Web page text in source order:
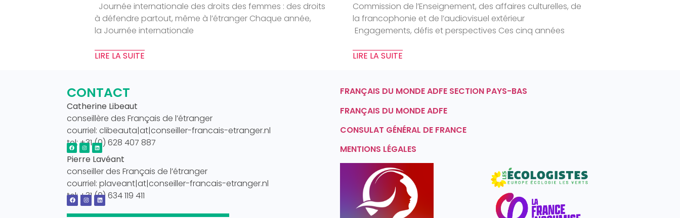
Journée internationale des droits des femmes : des droits
à défendre partout, même à l’étranger Chaque année,
la Journée internationale
LIRE LA SUITE
Commission de l’Enseignement, des affaires culturelles, de
la francophonie et de l’audiovisuel extérieur
Engagements, défis et perspectives Ces cinq années
LIRE LA SUITE
CONTACT
Catherine Libeaut
conseillère des Français de l’étranger
courriel: clibeauta|at|conseiller-francais-etranger.nl
tel: +31 (0) 628 407 887
Pierre Lavéant
conseiller des Français de l’étranger
courriel: plaveant|at|conseiller-francais-etranger.nl
tel: +31 (0) 634 119 411
FRANÇAIS DU MONDE ADFE SECTION PAYS-BAS
FRANÇAIS DU MONDE ADFE
CONSULAT GÉNÉRAL DE FRANCE
MENTIONS LÉGALES